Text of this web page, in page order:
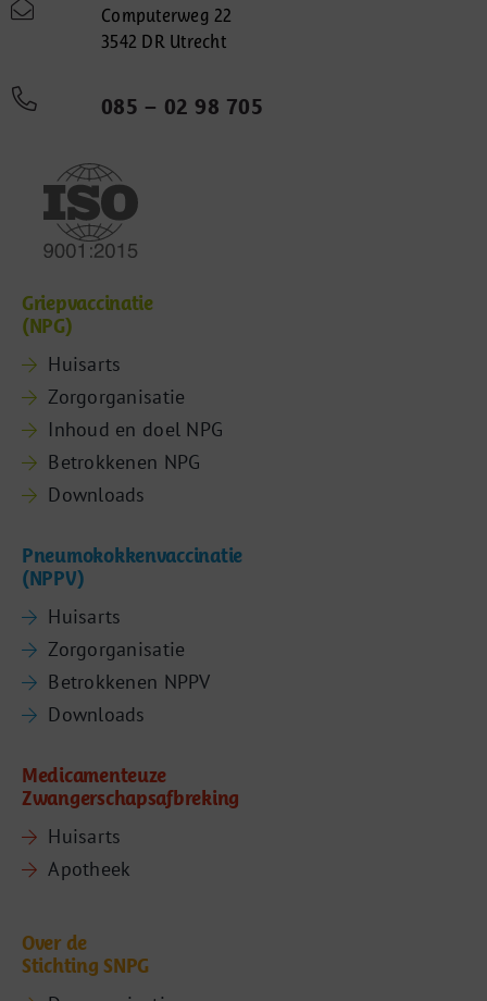
Computerweg 22
3542 DR Utrecht
085 – 02 98 705
Griepvaccinatie
(NPG)
Huisarts
Zorgorganisatie
Inhoud en doel NPG
Betrokkenen NPG
Downloads
Pneumokokkenvaccinatie
(NPPV)
Huisarts
Zorgorganisatie
Betrokkenen NPPV
Downloads
Medicamenteuze
Zwangerschapsafbreking
Huisarts
Apotheek
Over de
Stichting SNPG